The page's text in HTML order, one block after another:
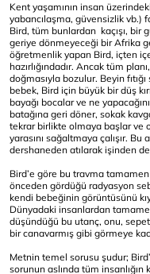
Kent yaşamının insan
yabancılaşma, güvensizlik vb.)
Bird, tüm bunlardan kaçışı, bir
geriye dönmeyeceği bir Afrika
öğretmenlik yapan Bird, içten
hazırlığındadır. Ancak tüm
doğmasıyla bozulur. Beyin
bebek, Bird için büyük bir düş
bayağı bocalar ve ne
batağına geri döner, sokak
tekrar birlikte olmaya başlar ve
yarasını sağaltmaya çalışır. Bu
dershaneden atılarak işinden
Bird’e göre bu travma
önceden gördüğü radyasyon
kendi bebeğinin görüntüsünü
Dünyadaki insanlardan
düşündüğü bu utanç, onu,
bir canavarmış gibi görmeye
Metnin temel sorusu şudur;
sorunun aslında tüm insanlığın